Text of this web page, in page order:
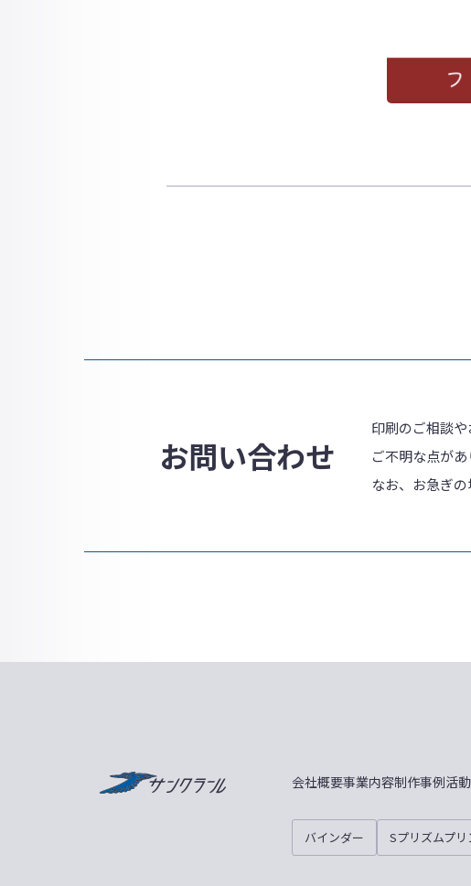
お問い合わせ
印刷のご相談や
ご不明な点が
なお、お急ぎ
サンクラール
会社概要事業内容制作事例活
バインダー Sプリズムプリ